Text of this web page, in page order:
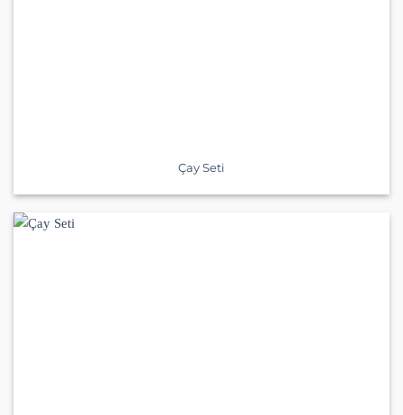
Çay Seti